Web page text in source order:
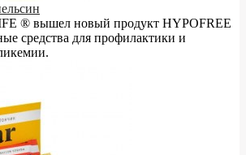
® вышел новый продукт HYPOFREE
средства для профилактики и